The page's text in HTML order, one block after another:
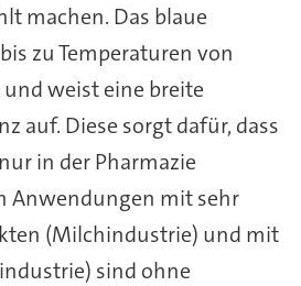
machen. Das blaue
zu Temperaturen von
und weist eine breite
auf. Diese sorgt dafür, dass
in der Pharmazie
Anwendungen mit sehr
(Milchindustrie) und mit
sind ohne